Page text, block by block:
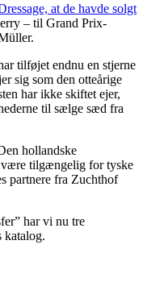
at de havde solgt
– til Grand Prix-
tilføjet endnu en stjerne
sig som den otteårige
har ikke skiftet ejer,
til sælge sæd fra
hollandske
være tilgængelig for tyske
partnere fra Zuchthof
har vi nu tre
katalog.